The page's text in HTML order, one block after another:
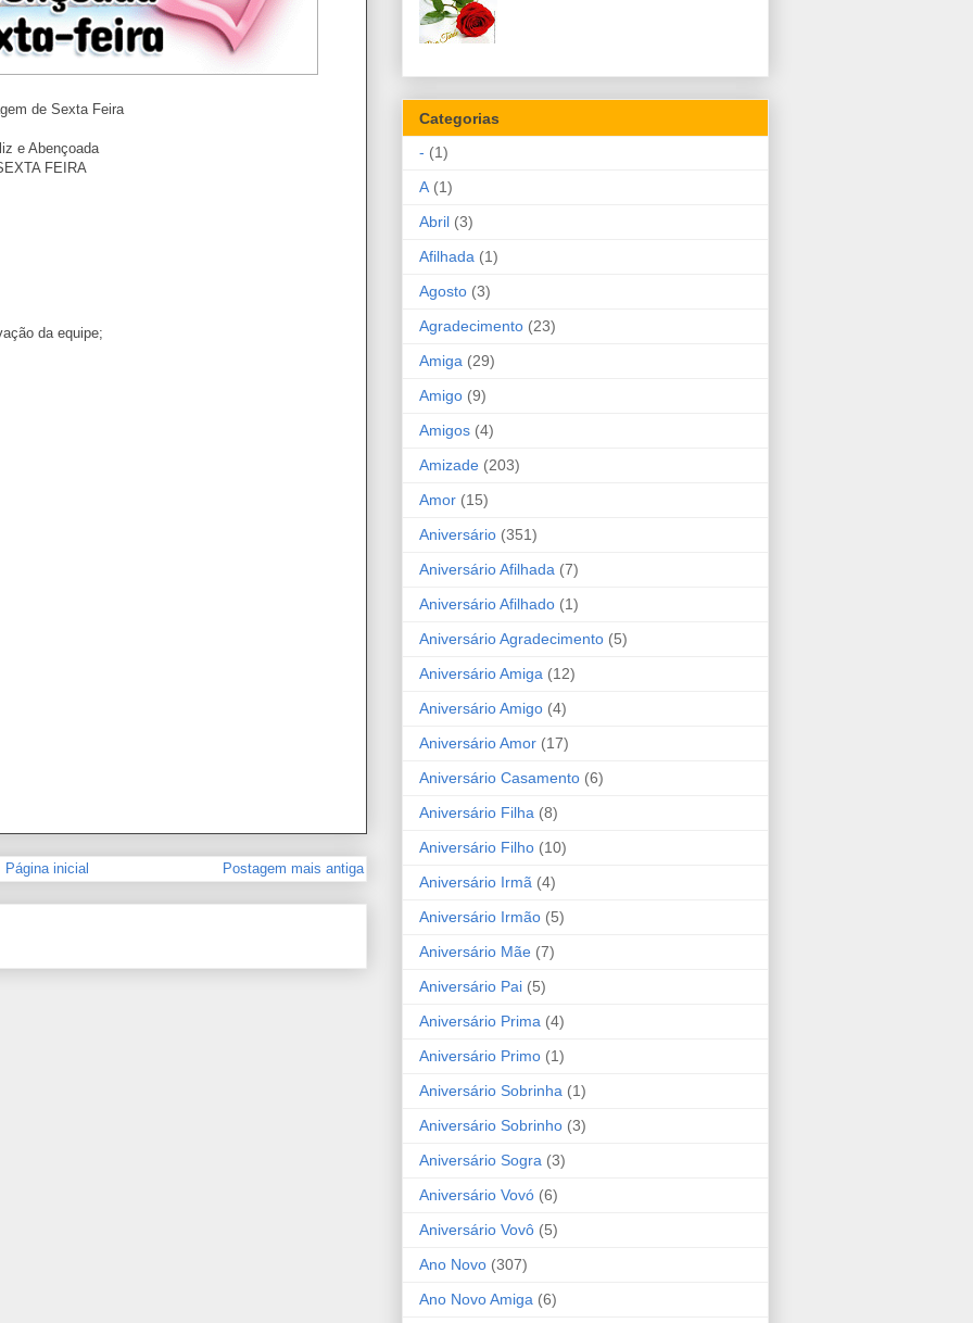
de Sexta Feira
e Abençoada
FEIRA
da equipe;
Postagem mais antiga
Página inicial
Categorias
- (1)
A (1)
Abril (3)
Afilhada (1)
Agosto (3)
Agradecimento (23)
Amiga (29)
Amigo (9)
Amigos (4)
Amizade (203)
Amor (15)
Aniversário (351)
Aniversário Afilhada (7)
Aniversário Afilhado (1)
Aniversário Agradecimento (5)
Aniversário Amiga (12)
Aniversário Amigo (4)
Aniversário Amor (17)
Aniversário Casamento (6)
Aniversário Filha (8)
Aniversário Filho (10)
Aniversário Irmã (4)
Aniversário Irmão (5)
Aniversário Mãe (7)
Aniversário Pai (5)
Aniversário Prima (4)
Aniversário Primo (1)
Aniversário Sobrinha (1)
Aniversário Sobrinho (3)
Aniversário Sogra (3)
Aniversário Vovó (6)
Aniversário Vovô (5)
Ano Novo (307)
Ano Novo Amiga (6)